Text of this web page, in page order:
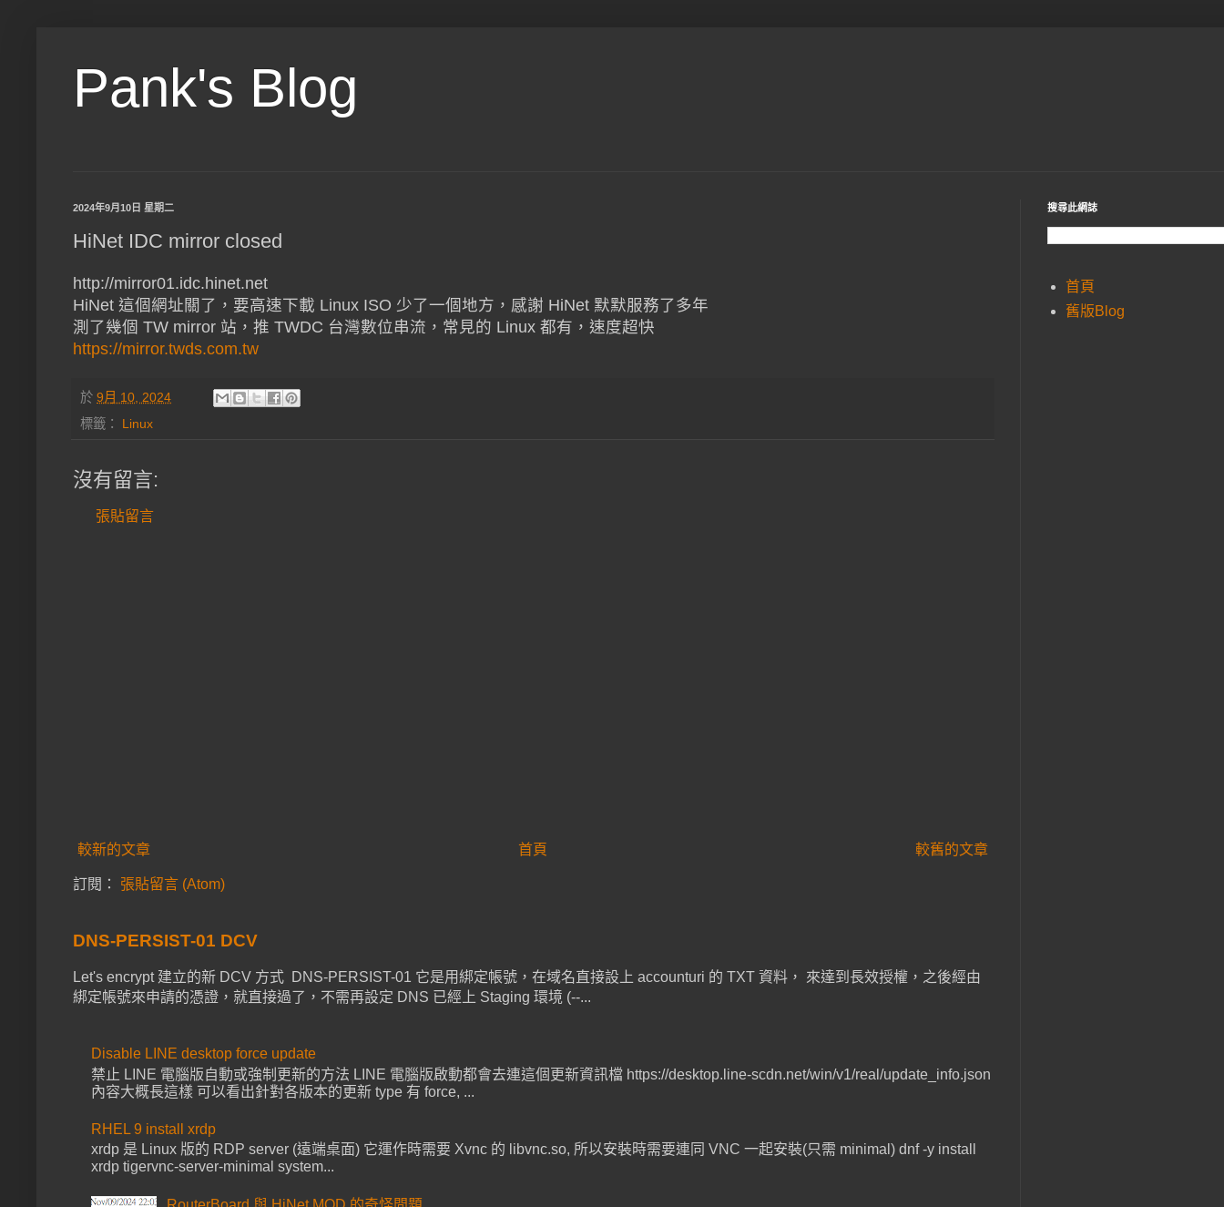
Pank's Blog
2024年9月10日 星期二
HiNet IDC mirror closed
http://mirror01.idc.hinet.net
HiNet 這個網址關了，要高速下載 Linux ISO 少了一個地方，感謝 HiNet 默默服務了多年
測了幾個 TW mirror 站，推 TWDC 台灣數位串流，常見的 Linux 都有，速度超快
https://mirror.twds.com.tw
於 9月 10, 2024
標籤： Linux
沒有留言:
張貼留言
較新的文章 較舊的文章
首頁
訂閱： 張貼留言 (Atom)
DNS-PERSIST-01 DCV
Let's encrypt 建立的新 DCV 方式 DNS-PERSIST-01 它是用綁定帳號，在域名直接設上 accounturi 的 TXT 資料， 來達到長效授權，之後經由
綁定帳號來申請的憑證，就直接過了，不需再設定 DNS 已經上 Staging 環境 (--...
Disable LINE desktop force update
禁止 LINE 電腦版自動或強制更新的方法 LINE 電腦版啟動都會去連這個更新資訊檔 https://desktop.line-scdn.net/win/v1/real/update_info.json
內容大概長這樣 可以看出針對各版本的更新 type 有 force, ...
RHEL 9 install xrdp
xrdp 是 Linux 版的 RDP server (遠端桌面) 它運作時需要 Xvnc 的 libvnc.so, 所以安裝時需要連同 VNC 一起安裝(只需 minimal) dnf -y install
xrdp tigervnc-server-minimal system...
搜尋此網誌
首頁
舊版Blog